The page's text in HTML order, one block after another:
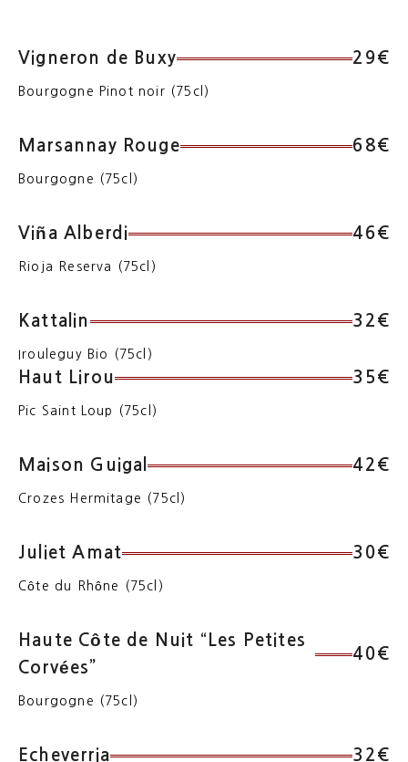
Vigneron de Buxy 29€
Bourgogne Pinot noir (75cl)
Marsannay Rouge 68€
Bourgogne (75cl)
Viña Alberdi 46€
Rioja Reserva (75cl)
Kattalin 32€
Irouleguy Bio (75cl)
Haut Lirou 35€
Pic Saint Loup (75cl)
Maison Guigal 42€
Crozes Hermitage (75cl)
Juliet Amat 30€
Côte du Rhône (75cl)
Haute Côte de Nuit “Les Petites
Corvées”
40€
Bourgogne (75cl)
Echeverria 32€